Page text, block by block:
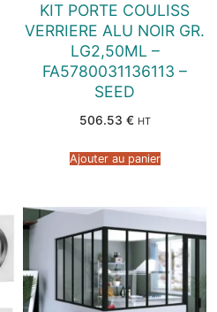
KIT PORTE COULISS
VERRIERE ALU NOIR GR.
LG2,50ML –
FA5780031136113 –
SEED
506.53 € HT
Ajouter au panier